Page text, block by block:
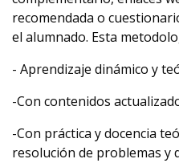
recomendada o
el alumnado. Esta
- Aprendizaje dinámico y
-Con contenidos
-Con práctica y docencia
resolución de problemas y